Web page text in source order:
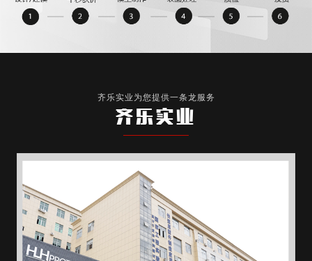
齐乐实业为您提供一条龙服务
齐乐实业